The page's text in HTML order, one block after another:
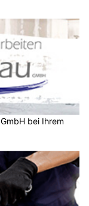
bei Ihrem